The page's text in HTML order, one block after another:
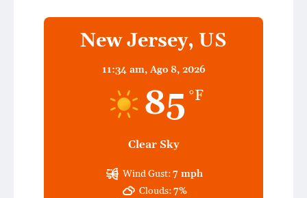
New Jersey, US
11:34 am, Ago 8, 2026
85 °F
Clear Sky
Wind Gust:7 mph
Clouds:7%